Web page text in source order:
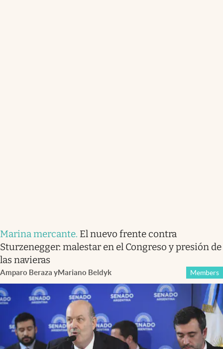
Marina mercante. El nuevo frente contra
Sturzenegger: malestar en el Congreso y presión de
las navieras
Amparo Beraza yMariano Beldyk Members